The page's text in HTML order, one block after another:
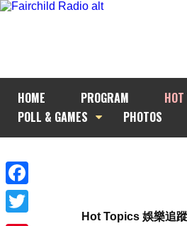
HOME PROGRAM
POLL & GAMES
PHOTOS
Facebook
Twitter
Hot Topics 娛樂追蹤